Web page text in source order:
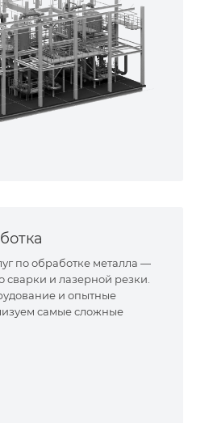
по обработке металла —
сварки и лазерной резки.
и опытные
самые сложные